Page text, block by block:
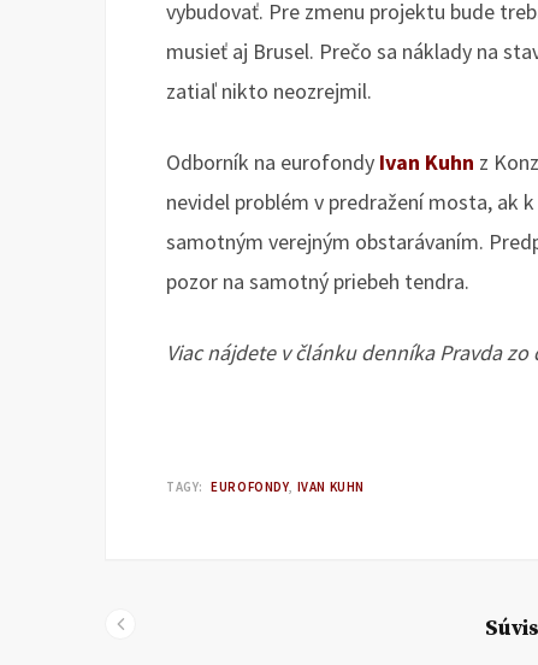
vybudovať. Pre zmenu projektu bude
musieť aj Brusel. Prečo sa náklady na
zatiaľ nikto neozrejmil.
Odborník na eurofondy Ivan Kuhn z
nevidel problém v predražení mosta, ak
samotným verejným obstarávaním.
pozor na samotný priebeh tendra.
Viac nájdete v článku denníka Pravda
TAGY: EUROFONDY IVAN KUHN